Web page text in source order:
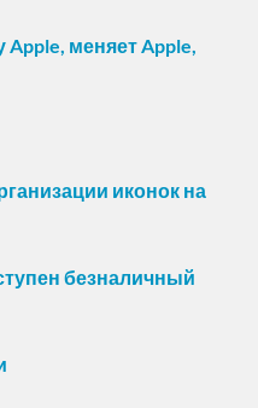
Apple, меняет Apple,
иконок на
безналичный